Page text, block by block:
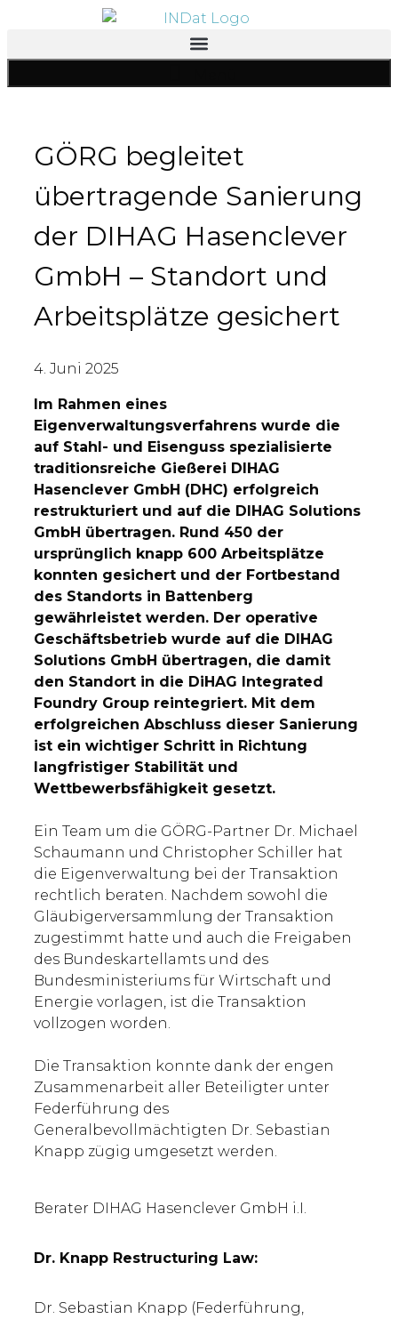
GÖRG begleitet
übertragende Sanierung
der DIHAG Hasenclever
GmbH – Standort und
Arbeitsplätze gesichert
4. Juni 2025
Im Rahmen eines
Eigenverwaltungsverfahrens wurde die
auf Stahl- und Eisenguss spezialisierte
traditionsreiche Gießerei DIHAG
Hasenclever GmbH (DHC) erfolgreich
restrukturiert und auf die DIHAG Solutions
GmbH übertragen. Rund 450 der
ursprünglich knapp 600 Arbeitsplätze
konnten gesichert und der Fortbestand
des Standorts in Battenberg
gewährleistet werden. Der operative
Geschäftsbetrieb wurde auf die DIHAG
Solutions GmbH übertragen, die damit
den Standort in die DiHAG Integrated
Foundry Group reintegriert. Mit dem
erfolgreichen Abschluss dieser Sanierung
ist ein wichtiger Schritt in Richtung
langfristiger Stabilität und
Wettbewerbsfähigkeit gesetzt.
Ein Team um die GÖRG-Partner Dr. Michael
Schaumann und Christopher Schiller hat
die Eigenverwaltung bei der Transaktion
rechtlich beraten. Nachdem sowohl die
Gläubigerversammlung der Transaktion
zugestimmt hatte und auch die Freigaben
des Bundeskartellamts und des
Bundesministeriums für Wirtschaft und
Energie vorlagen, ist die Transaktion
vollzogen worden.
Die Transaktion konnte dank der engen
Zusammenarbeit aller Beteiligter unter
Federführung des
Generalbevollmächtigten Dr. Sebastian
Knapp zügig umgesetzt werden.
Berater DIHAG Hasenclever GmbH i.I.
Dr. Knapp Restructuring Law:
Dr. Sebastian Knapp (Federführung,